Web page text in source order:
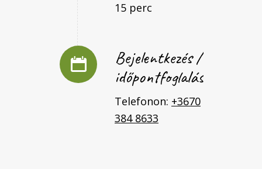
15 perc
Bejelentkezés /
időpontfoglalás
Telefonon: +3670
384 8633